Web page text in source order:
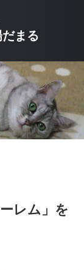
まる
レム」を